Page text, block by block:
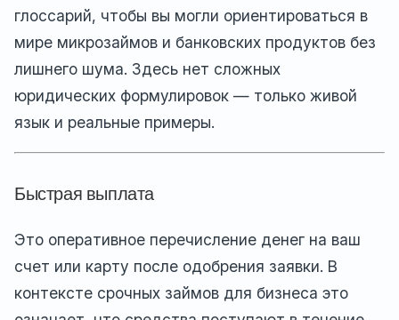
глоссарий, чтобы вы могли ориентироваться в
мире микрозаймов и банковских продуктов без
лишнего шума. Здесь нет сложных
юридических формулировок — только живой
язык и реальные примеры.
Быстрая выплата
Это оперативное перечисление денег на ваш
счет или карту после одобрения заявки. В
контексте срочных займов для бизнеса это